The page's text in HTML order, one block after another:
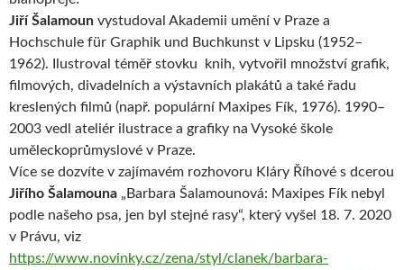
Jiří Šalamoun vystudoval Akademii umění v Praze a
Hochschule für Graphik und Buchkunst v Lipsku (1952–
1962). Ilustroval téměř stovku knih, vytvořil množství grafik,
filmových, divadelních a výstavních plakátů a také řadu
kreslených filmů (např. populární Maxipes Fík, 1976). 1990–
2003 vedl ateliér ilustrace a grafiky na Vysoké škole
uměleckoprůmyslové v Praze.
Více se dozvíte v zajímavém rozhovoru Kláry Říhové s dcerou
Jiřího Šalamouna „Barbara Šalamounová: Maxipes Fík nebyl
podle našeho psa, jen byl stejné rasy“, který vyšel 18. 7. 2020
v Právu, viz
https://www.novinky.cz/zena/styl/clanek/barbara-